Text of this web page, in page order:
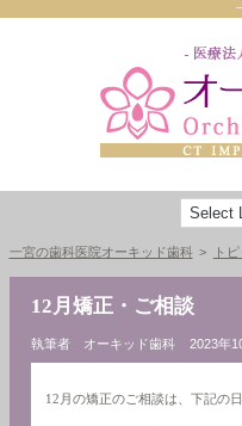
一宮の歯科医院オーキッド歯科 ト
12月矯正・ご相談
執筆者 オーキッド歯科 2023年
12月の矯正のご相談は、下記の